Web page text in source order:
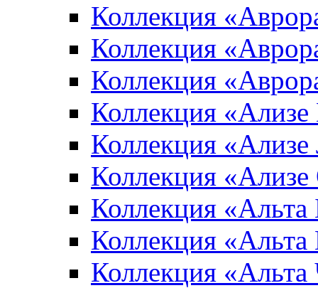
Коллекция
Коллекция
Коллекция
Коллекция
Коллекция
Коллекция
Коллекция «Альта
Коллекция
Коллекция «Альта